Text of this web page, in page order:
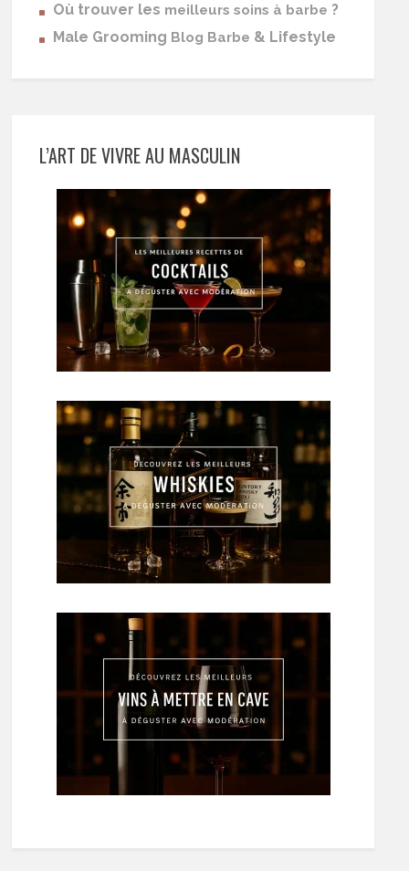
Où trouver les meilleurs soins à barbe ?
Male Grooming Blog Barbe & Lifestyle
L’ART DE VIVRE AU MASCULIN